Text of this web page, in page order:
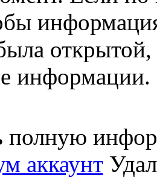
открытой,
информации.
полную
аккаунт